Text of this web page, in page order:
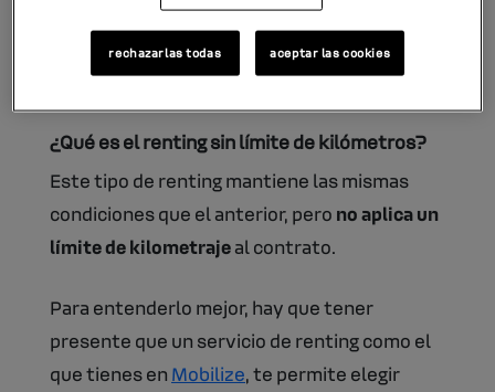
un límite de kilometraje. La alternativa a esta
opción es el llamado “
renting sin límite de
¿Qué es el renting sin límite de kilómetros?
Este tipo de renting mantiene las mismas
condiciones que el anterior, pero no aplica un
límite de kilometrajeal contrato.
Para entenderlo mejor, hay que tener
presente que un servicio de renting como el
que tienes en Mobilize, te permite elegir
rechazarlas todas aceptar las cookies